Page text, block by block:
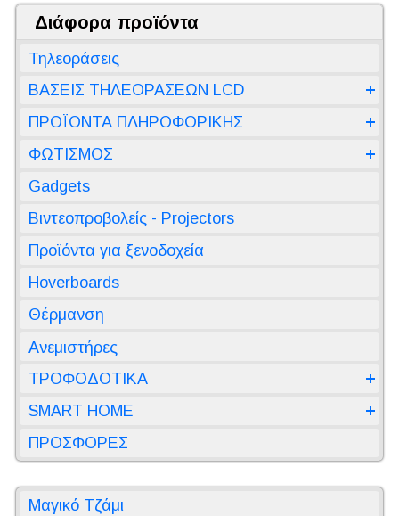
Διάφορα προϊόντα
Τηλεοράσεις
ΒΑΣΕΙΣ ΤΗΛΕΟΡΑΣΕΩΝ LCD
ΠΡΟΪΟΝΤΑ ΠΛΗΡΟΦΟΡΙΚΗΣ
ΦΩΤΙΣΜΟΣ
Gadgets
Βιντεοπροβολείς - Projectors
Προϊόντα για ξενοδοχεία
Hoverboards
Θέρμανση
Ανεμιστήρες
ΤΡΟΦΟΔΟΤΙΚΑ
SMART HOME
ΠΡΟΣΦΟΡΕΣ
Μαγικό Τζάμι